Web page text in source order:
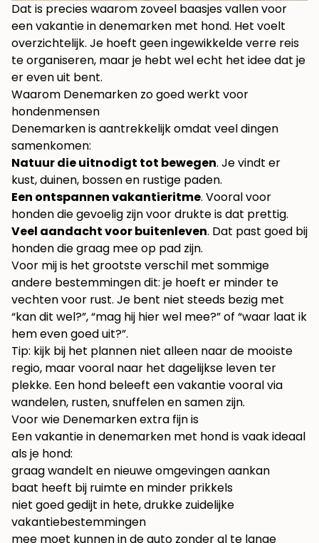
Dat is precies waarom zoveel baasjes vallen voor
een vakantie in denemarken met hond. Het voelt
overzichtelijk. Je hoeft geen ingewikkelde verre reis
te organiseren, maar je hebt wel echt het idee dat je
er even uit bent.
Waarom Denemarken zo goed werkt voor
hondenmensen
Denemarken is aantrekkelijk omdat veel dingen
samenkomen:
Natuur die uitnodigt tot bewegen. Je vindt er
kust, duinen, bossen en rustige paden.
Een ontspannen vakantieritme. Vooral voor
honden die gevoelig zijn voor drukte is dat prettig.
Veel aandacht voor buitenleven. Dat past goed bij
honden die graag mee op pad zijn.
Voor mij is het grootste verschil met sommige
andere bestemmingen dit: je hoeft er minder te
vechten voor rust. Je bent niet steeds bezig met
“kan dit wel?”, “mag hij hier wel mee?” of “waar laat ik
hem even goed uit?”.
Tip: kijk bij het plannen niet alleen naar de mooiste
regio, maar vooral naar het dagelijkse leven ter
plekke. Een hond beleeft een vakantie vooral via
wandelen, rusten, snuffelen en samen zijn.
Voor wie Denemarken extra fijn is
Een vakantie in denemarken met hond is vaak ideaal
als je hond:
graag wandelt en nieuwe omgevingen aankan
baat heeft bij ruimte en minder prikkels
niet goed gedijt in hete, drukke zuidelijke
vakantiebestemmingen
mee moet kunnen in de auto zonder al te lange